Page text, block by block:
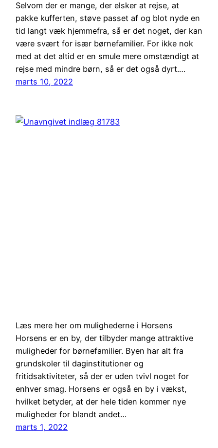
Selvom der er mange, der elsker at rejse, at
pakke kufferten, støve passet af og blot nyde en
tid langt væk hjemmefra, så er det noget, der kan
være svært for især børnefamilier. For ikke nok
med at det altid er en smule mere omstændigt at
rejse med mindre børn, så er det også dyrt.…
marts 10, 2022
Læs mere her om mulighederne i Horsens
Horsens er en by, der tilbyder mange attraktive
muligheder for børnefamilier. Byen har alt fra
grundskoler til daginstitutioner og
fritidsaktiviteter, så der er uden tvivl noget for
enhver smag. Horsens er også en by i vækst,
hvilket betyder, at der hele tiden kommer nye
muligheder for blandt andet…
marts 1, 2022